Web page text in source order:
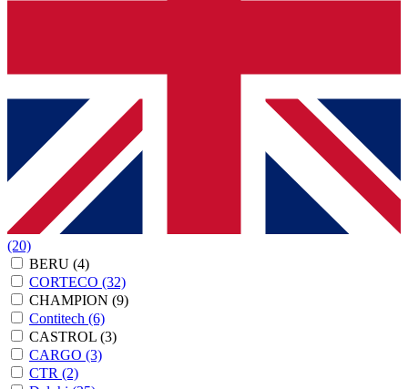
(20)
BERU (4)
CORTECO (32)
CHAMPION (9)
Contitech (6)
CASTROL (3)
CARGO (3)
CTR (2)